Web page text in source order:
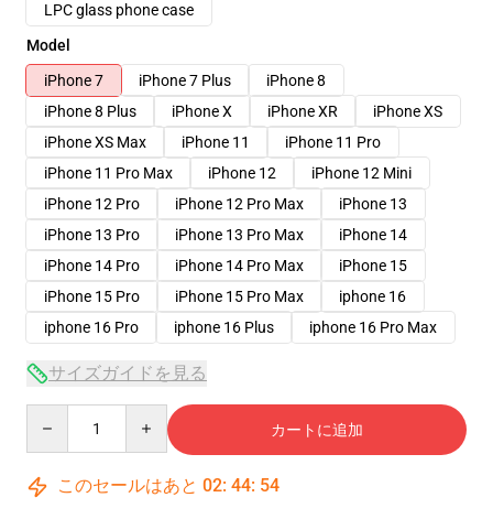
LPC glass phone case
Model
iPhone 7
iPhone 7 Plus
iPhone 8
iPhone 8 Plus
iPhone X iPhone XR
iPhone XS
iPhone XS Max
iPhone 11
iPhone 11 Pro
iPhone 11 Pro Max
iPhone 12
iPhone 12 Mini
iPhone 12 Pro
iPhone 12 Pro Max
iPhone 13
iPhone 13 Pro
iPhone 13 Pro Max
iPhone 14
iPhone 14 Pro
iPhone 14 Pro Max
iPhone 15
iPhone 15 Pro
iPhone 15 Pro Max
iphone 16
iphone 16 Pro
iphone 16 Plus iphone 16 Pro Max
サイズガイドを見る
カートに追加
このセールはあと 02: 44: 54